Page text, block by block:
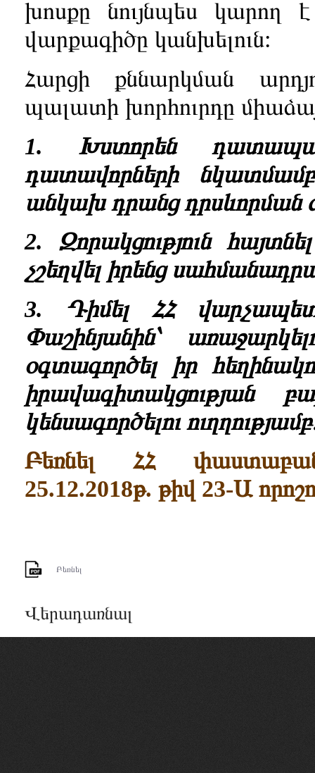
խոսքը նույնպես
վարքագիծը կանխելուն:
Հարցի քննարկման
պալատի խորհուրդը
1. Խստորեն
դատավորների
անկախ դրանց դրսևորման
2. Զորակցություն
չշեղվել իրենց
3. Դիմել ՀՀ
Փաշինյանին՝
օգտագործել իր
իրավագիտակցության
կենսագործելու
Բեռնել ՀՀ
25.12.2018թ. թիվ 23-Ա
Բեռնել
Վերադառնալ